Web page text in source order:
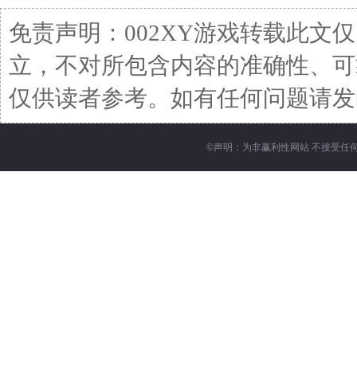
免责声明：002XY游戏转载此文
立，不对所包含内容的准确性、
仅供读者参考。如有任何问题请
©声明：为非赢利性网站 不接受任